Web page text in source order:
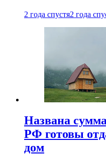
2 года спустя2 года
Названа
РФ готовы
дом